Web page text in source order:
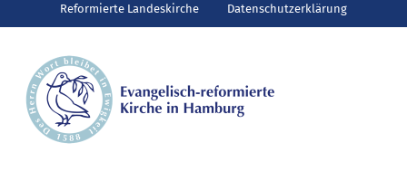
Gottesdienst
Reisen
Jugend
Familiengottesdienst
Konfirmandenunterricht
Reformierte Landeskirche Datenschutzerklärung